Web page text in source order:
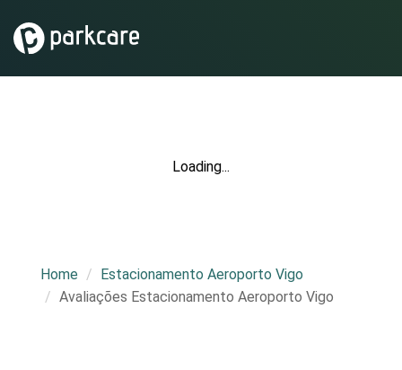
Loading...
Home
Estacionamento Aeroporto Vigo
Avaliações Estacionamento Aeroporto Vigo